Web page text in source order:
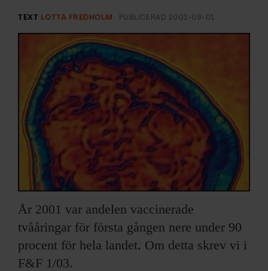
LYSSNA/PODD
EVENEMANG & RESOR
SHOP
KONTAKTA F&F
SKRIV I F&F
PRENUMERERA PÅ F&F
ANNONSERA I F&F
OM F&F
TEXT LOTTA FREDHOLM PUBLICERAD 2003-09-01
År 2001 var andelen vaccinerade
tvååringar för första gången nere under 90
procent för hela landet. Om detta skrev vi i
F&F 1/03.